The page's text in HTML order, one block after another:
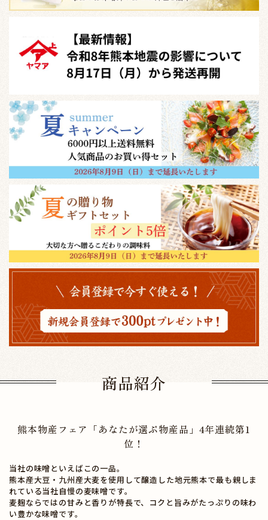
商品紹介
熊本物産フェア「あなたが選ぶ物産品」4年連続第1
位！
当社の味噌といえばこの一品。
熊本産大豆・九州産大麦を使用して醸造した地元熊本で最も親しま
れている当社自慢の麦味噌です。
麦麹ならではの甘みと香りが特長で、コクと旨みがたっぷりの味わ
い豊かな味噌です。